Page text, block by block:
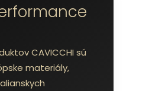
CAVICCHI sú
materiály,